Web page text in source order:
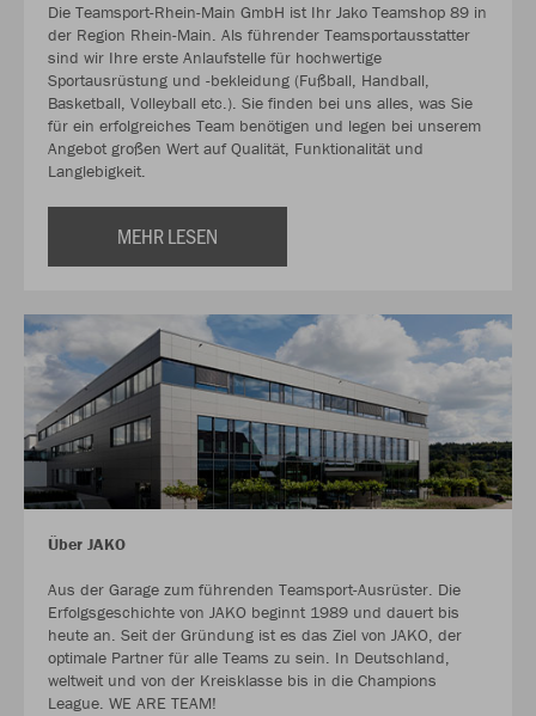
Die Teamsport-Rhein-Main GmbH ist Ihr Jako Teamshop 89 in
der Region Rhein-Main. Als führender Teamsportausstatter
sind wir Ihre erste Anlaufstelle für hochwertige
Sportausrüstung und -bekleidung (Fußball, Handball,
Basketball, Volleyball etc.). Sie finden bei uns alles, was Sie
für ein erfolgreiches Team benötigen und legen bei unserem
Angebot großen Wert auf Qualität, Funktionalität und
Langlebigkeit.
MEHR LESEN
Über JAKO
Aus der Garage zum führenden Teamsport-Ausrüster. Die
Erfolgsgeschichte von JAKO beginnt 1989 und dauert bis
heute an. Seit der Gründung ist es das Ziel von JAKO, der
optimale Partner für alle Teams zu sein. In Deutschland,
weltweit und von der Kreisklasse bis in die Champions
League. WE ARE TEAM!